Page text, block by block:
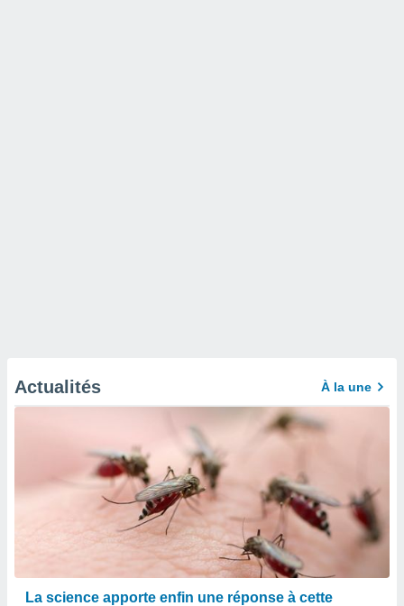
Actualités À la une
La science apporte enfin une réponse à cette